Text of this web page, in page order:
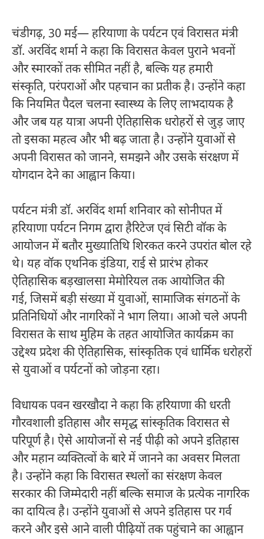
चंडीगढ़, 30 मई— हरियाणा के पर्यटन एवं विरासत मंत्री
डॉ. अरविंद शर्मा ने कहा कि विरासत केवल पुराने भवनों
और स्मारकों तक सीमित नहीं है, बल्कि यह हमारी
संस्कृति, परंपराओं और पहचान का प्रतीक है। उन्होंने कहा
कि नियमित पैदल चलना स्वास्थ्य के लिए लाभदायक है
और जब यह यात्रा अपनी ऐतिहासिक धरोहरों से जुड़ जाए
तो इसका महत्व और भी बढ़ जाता है। उन्होंने युवाओं से
अपनी विरासत को जानने, समझने और उसके संरक्षण में
योगदान देने का आह्वान किया।
पर्यटन मंत्री डॉ. अरविंद शर्मा शनिवार को सोनीपत में
हरियाणा पर्यटन निगम द्वारा हैरिटेज एवं सिटी वॉक के
आयोजन में बतौर मुख्यातिथि शिरकत करने उपरांत बोल रहे
थे। यह वॉक एथनिक इंडिया, राई से प्रारंभ होकर
ऐतिहासिक बड़खालसा मेमोरियल तक आयोजित की
गई, जिसमें बड़ी संख्या में युवाओं, सामाजिक संगठनों के
प्रतिनिधियों और नागरिकों ने भाग लिया। आओ चले अपनी
विरासत के साथ मुहिम के तहत आयोजित कार्यक्रम का
उद्देश्य प्रदेश की ऐतिहासिक, सांस्कृतिक एवं धार्मिक धरोहरों
से युवाओं व पर्यटनों को जोड़ना रहा।
विधायक पवन खरखौदा ने कहा कि हरियाणा की धरती
गौरवशाली इतिहास और समृद्ध सांस्कृतिक विरासत से
परिपूर्ण है। ऐसे आयोजनों से नई पीढ़ी को अपने इतिहास
और महान व्यक्तित्वों के बारे में जानने का अवसर मिलता
है। उन्होंने कहा कि विरासत स्थलों का संरक्षण केवल
सरकार की जिम्मेदारी नहीं बल्कि समाज के प्रत्येक नागरिक
का दायित्व है। उन्होंने युवाओं से अपने इतिहास पर गर्व
करने और इसे आने वाली पीढ़ियों तक पहुंचाने का आह्वान